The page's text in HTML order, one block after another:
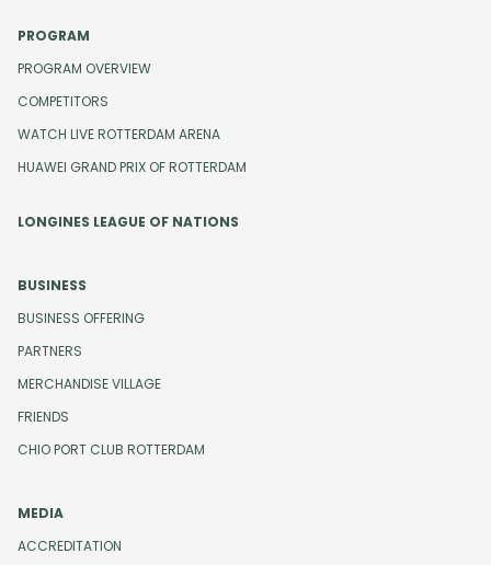
PROGRAM
PROGRAM OVERVIEW
COMPETITORS
WATCH LIVE ROTTERDAM ARENA
HUAWEI GRAND PRIX OF ROTTERDAM
LONGINES LEAGUE OF NATIONS
BUSINESS
BUSINESS OFFERING
PARTNERS
MERCHANDISE VILLAGE
FRIENDS
CHIO PORT CLUB ROTTERDAM
MEDIA
ACCREDITATION